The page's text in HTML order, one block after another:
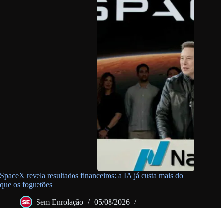
SpaceX revela resultados financeiros: a IA já custa mais do
que os foguetões
Sem Enrolação
05/08/2026